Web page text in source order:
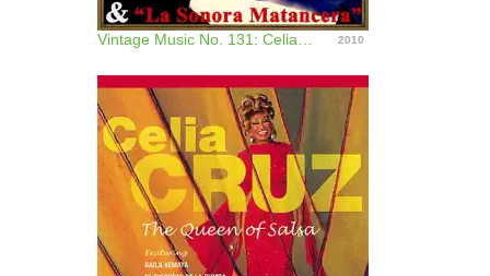
Vintage Music No. 131: Celia Cruz 2010